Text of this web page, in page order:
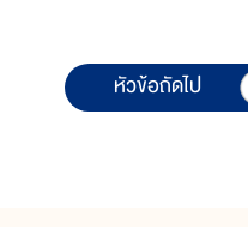
หัวข้อถัดไป